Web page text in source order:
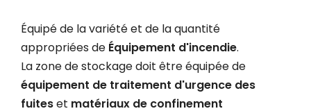
Équipé de la variété et de la quantité
appropriées de Équipement d'incendie.
La zone de stockage doit être équipée de
équipement de traitement d'urgence des
fuiteset matériaux de confinement